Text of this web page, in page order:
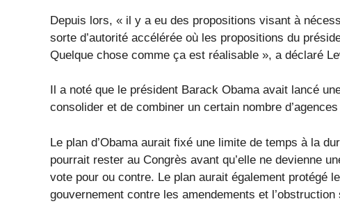
Depuis lors, « il y a eu des propositions visant à
sorte d’autorité accélérée où les propositions du
Quelque chose comme ça est réalisable », a déclaré
Il a noté que le président Barack Obama avait lancé
consolider et de combiner un certain nombre
Le plan d’Obama aurait fixé une limite de temps à la
pourrait rester au Congrès avant qu’elle ne devienne
vote pour ou contre. Le plan aurait également protégé
gouvernement contre les amendements et l’obstruction